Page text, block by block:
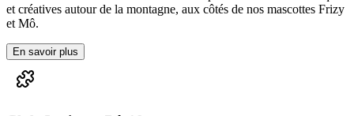
et créatives autour de la montagne, aux côtés de nos mascottes Frizy
et Mô.
En savoir plus